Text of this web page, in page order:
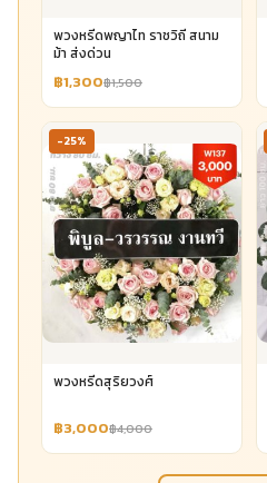
พวงหรีดพญาไท ราชวิถี สนาม
ม้า ส่งด่วน
฿1,300฿1,500
-25%
พวงหรีดสุริยวงศ์
฿3,000฿4,000